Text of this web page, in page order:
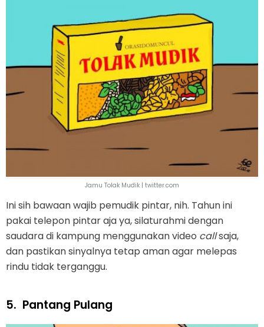
Jamu Tolak Mudik | twitter.com
Ini sih bawaan wajib pemudik pintar, nih. Tahun ini
pakai telepon pintar aja ya, silaturahmi dengan
saudara di kampung menggunakan video callsaja,
dan pastikan sinyalnya tetap aman agar melepas
rindu tidak terganggu.
5. Pantang Pulang